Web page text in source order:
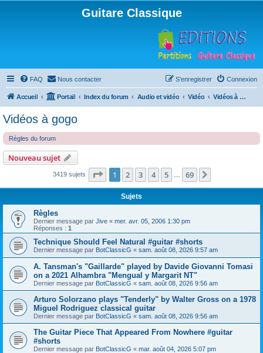
Guitare Classique
FAQ Nous contacter Connexion
S’enregistrer
Accueil Portail Index du forum Audio et vidéo Vidéo Vidéos à gogo
Vidéos à gogo
Règles du forum
Nouveau sujet
3419 sujets Page 1sur69
1 2 3 4 5 69
Sujets
Règles
Dernier message par Jive « mer. avr. 05, 2006 1:30 pm
Réponses : 1
Technique Should Feel Natural #guitar #shorts
Dernier message par BotClassicG « sam. août 08, 2026 9:57 am
A. Tansman's "Gaillarde" played by Davide Giovanni Tomasi
on a 2021 Alhambra "Mengual y Margarit NT"
Dernier message par BotClassicG « sam. août 08, 2026 9:56 am
Arturo Solorzano plays "Tenderly" by Walter Gross on a 1978
Miguel Rodriguez classical guitar
Dernier message par BotClassicG « sam. août 08, 2026 9:56 am
The Guitar Piece That Appeared From Nowhere #guitar
#shorts
Dernier message par BotClassicG « mar. août 04, 2026 5:07 pm